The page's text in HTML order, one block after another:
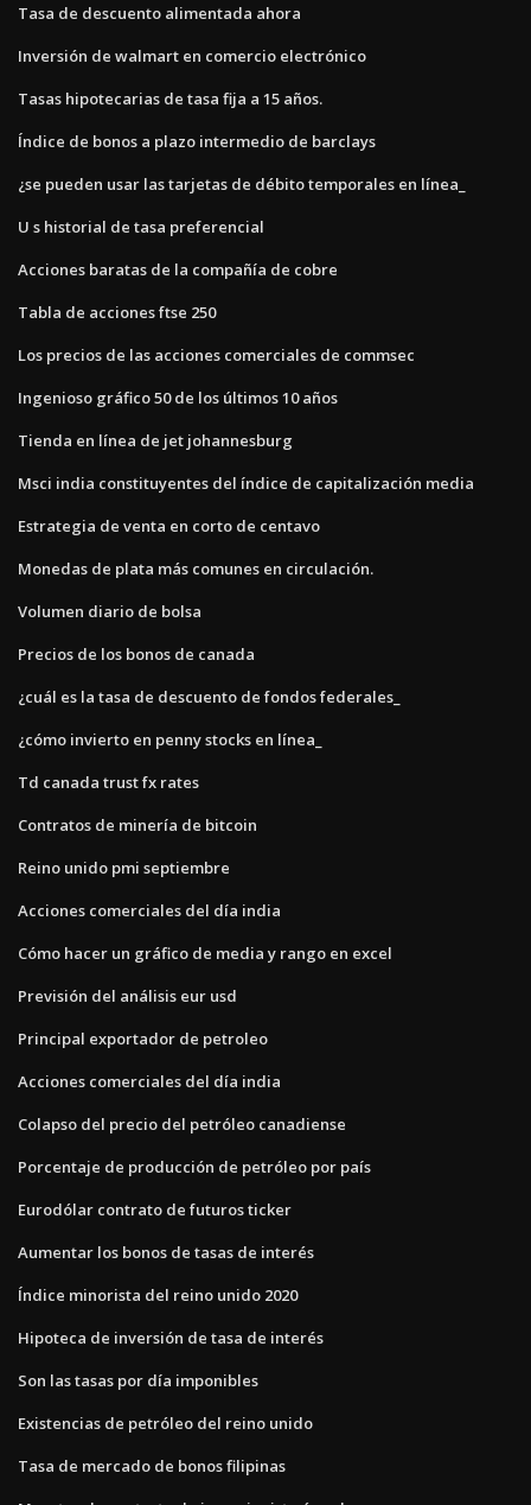
Tasa de descuento alimentada ahora
Inversión de walmart en comercio electrónico
Tasas hipotecarias de tasa fija a 15 años.
Índice de bonos a plazo intermedio de barclays
¿se pueden usar las tarjetas de débito temporales en línea_
U s historial de tasa preferencial
Acciones baratas de la compañía de cobre
Tabla de acciones ftse 250
Los precios de las acciones comerciales de commsec
Ingenioso gráfico 50 de los últimos 10 años
Tienda en línea de jet johannesburg
Msci india constituyentes del índice de capitalización media
Estrategia de venta en corto de centavo
Monedas de plata más comunes en circulación.
Volumen diario de bolsa
Precios de los bonos de canada
¿cuál es la tasa de descuento de fondos federales_
¿cómo invierto en penny stocks en línea_
Td canada trust fx rates
Contratos de minería de bitcoin
Reino unido pmi septiembre
Acciones comerciales del día india
Cómo hacer un gráfico de media y rango en excel
Previsión del análisis eur usd
Principal exportador de petroleo
Acciones comerciales del día india
Colapso del precio del petróleo canadiense
Porcentaje de producción de petróleo por país
Eurodólar contrato de futuros ticker
Aumentar los bonos de tasas de interés
Índice minorista del reino unido 2020
Hipoteca de inversión de tasa de interés
Son las tasas por día imponibles
Existencias de petróleo del reino unido
Tasa de mercado de bonos filipinas